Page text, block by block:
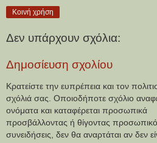
Κοινή χρήση
Δεν υπάρχουν σχόλια:
Δημοσίευση σχολίου
Κρατείστε την ευπρέπεια και τον
σχόλιά σας. Οποιοδήποτε σχόλιο
ονόματα και καταφέρεται προσωπικά
προσβάλλοντας ή θίγοντας
συνειδήσεις, δεν θα αναρτάται αν δεν